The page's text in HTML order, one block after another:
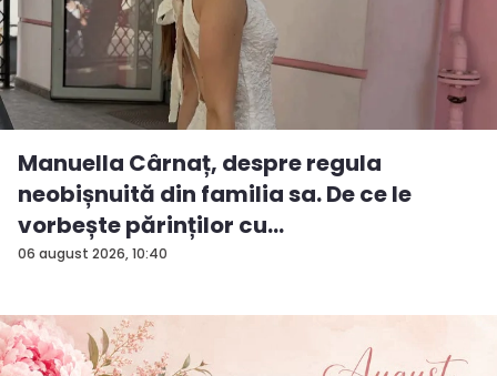
06 august 2026, 10:40
Manuella Cârnaț, despre regula
neobișnuită din familia sa. De ce le
vorbește părinților cu
„dumneavoastră...